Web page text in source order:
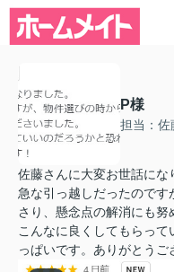
P様
担当：
佐藤さんに大変お世話にな
急な引っ越しだったので
さり、懸念点の解消にも努
こんなに良くしてもらっ
っぱいです。ありがとうご